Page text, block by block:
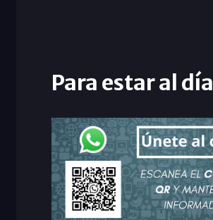
Para estar al día